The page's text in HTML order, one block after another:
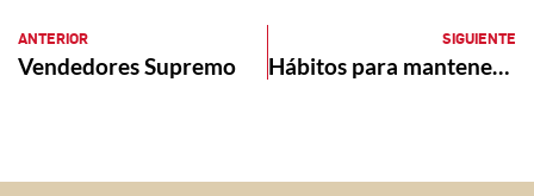
ANTERIOR
Vendedores Supremo
SIGUIENTE
Hábitos para mantener una vida saludable